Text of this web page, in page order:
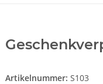
Artikelnummer: S103